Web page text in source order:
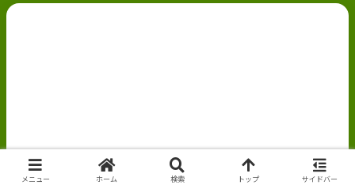
© 2022 副業ブログ.
メニュー ホーム 検索 トップ サイドバー